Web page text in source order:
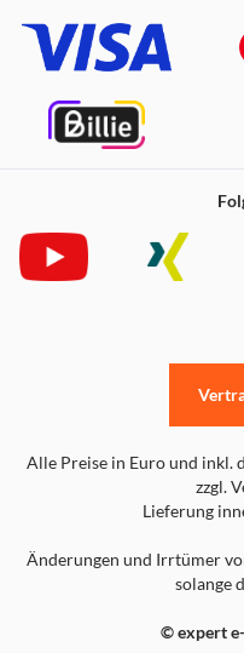
Alle Preise in Euro und inkl.
zzgl.
Lieferung
Änderungen und Irrtümer
solange
© expert